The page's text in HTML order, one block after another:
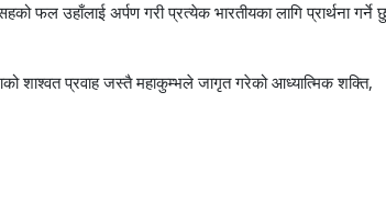
फल उहाँलाई अर्पण गरी प्रत्येक भारतीयका लागि प्रार्थना गर्ने
शाश्वत प्रवाह जस्तै महाकुम्भले जागृत गरेको आध्यात्मिक शक्ति,